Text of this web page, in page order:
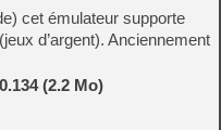
cet émulateur supporte
d’argent). Anciennement
(2.2 Mo)